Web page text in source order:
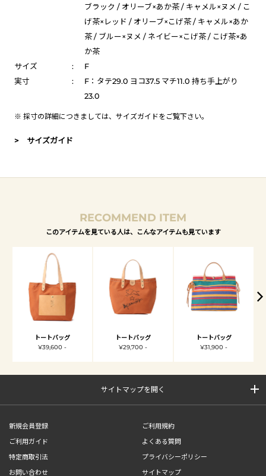
ブラック / オリーブ×あか茶 / キャメル×ヌメ / こ
げ茶×レッド / オリーブ×こげ茶 / キャメル×あか
茶 / ブルー×ヌメ / ネイビー×こげ茶 / こげ茶×あ
か茶
サイズ
:
F
実寸
:
F：タテ29.0 ヨコ37.5 マチ11.0 持ち手上がり
23.0
※ 採寸の詳細につきましては、 サイズガイドをご覧下さい。
> サイズガイド
RECOMMEND ITEM
このアイテムを見ている人は、こんなアイテムも見ています
トートバッグ
¥39,600 -
トートバッグ
¥29,700 -
トートバッグ
¥31,900 -
サイトマップを開く
新規会員登録
ご利用規約
ご利用ガイド
よくある質問
特定商取引法
プライバシーポリシー
お問い合わせ
サイトマップ